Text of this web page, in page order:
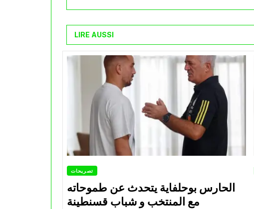
LIRE AUSSI
تصريحات
الحارس بوحلفاية يتحدث عن طموحاته
مع المنتخب و شباب قسنطينة